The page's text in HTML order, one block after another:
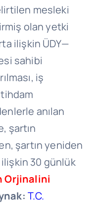
mesleki
olan yetki
ilişkin ÜDY—
sahibi
iş
anılan
şartın
şartın yeniden
30 günlük
Orjinalini
T.C.